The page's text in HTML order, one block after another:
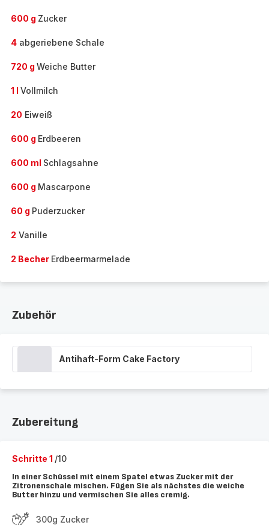
600 g Zucker
4 abgeriebene Schale
720 g Weiche Butter
1 l Vollmilch
20 Eiweiß
600 g Erdbeeren
600 ml Schlagsahne
600 g Mascarpone
60 g Puderzucker
2 Vanille
2 Becher Erdbeermarmelade
Zubehör
Antihaft-Form Cake Factory
Zubereitung
Schritte 1 /10
In einer Schüssel mit einem Spatel etwas Zucker mit der
Zitronenschale mischen. Fügen Sie als nächstes die weiche
Butter hinzu und vermischen Sie alles cremig.
300g Zucker